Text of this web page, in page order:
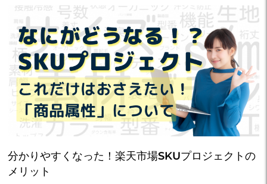
分かりやすくなった！楽天市場SKUプロジェクトの
メリット